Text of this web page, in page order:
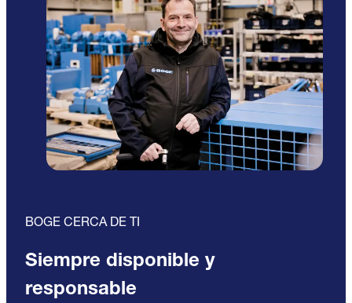
BOGE CERCA DE TI
Siempre disponible y
responsable